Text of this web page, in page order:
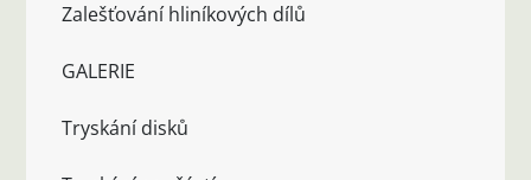
Zalešťování hliníkových dílů
GALERIE
Tryskání disků